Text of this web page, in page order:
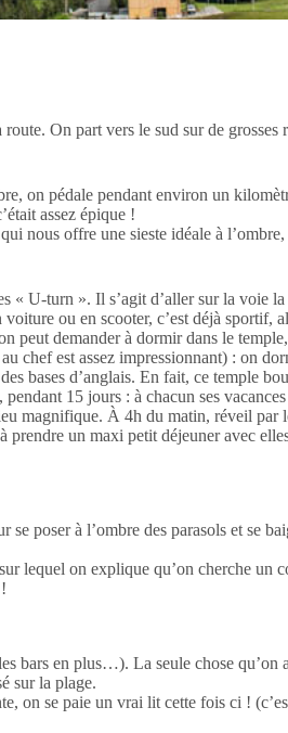
On part vers le sud sur de
on pédale pendant environ un
assez épique !
nous offre une sieste idéale à
U-turn ». Il s’agit d’aller sur la voie
ou en scooter, c’est déjà sportif,
peut demander à dormir dans le
est assez impressionnant) : on
bases d’anglais. En fait, ce temple
15 jours : à chacun ses
magnifique. À 4h du matin, réveil par
un maxi petit déjeuner avec
poser à l’ombre des parasols et se
lequel on explique qu’on cherche
bars en plus…). La seule chose qu’on
sur la plage.
on se paie un vrai lit cette fois ci !